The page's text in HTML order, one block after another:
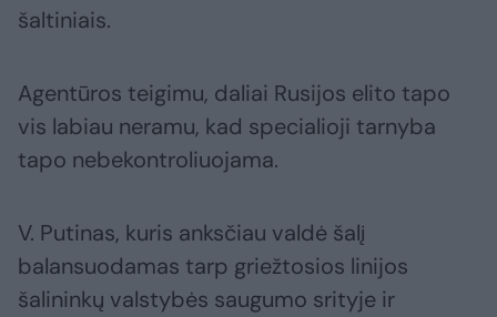
šaltiniais.
Agentūros teigimu, daliai Rusijos elito tapo
vis labiau neramu, kad specialioji tarnyba
tapo nebekontroliuojama.
V. Putinas, kuris anksčiau valdė šalį
balansuodamas tarp griežtosios linijos
šalininkų valstybės saugumo srityje ir